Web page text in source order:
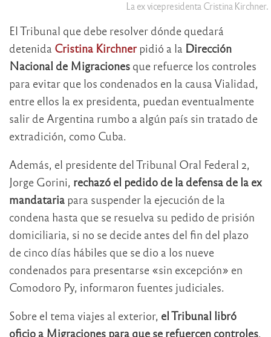
La ex vicepresidenta Cristina Kirchner.
El Tribunal que debe resolver dónde quedará
detenida Cristina Kirchner pidió a la Dirección
Nacional de Migraciones que refuerce los controles
para evitar que los condenados en la causa Vialidad,
entre ellos la ex presidenta, puedan eventualmente
salir de Argentina rumbo a algún país sin tratado de
extradición, como Cuba.
Además, el presidente del Tribunal Oral Federal 2,
Jorge Gorini, rechazó el pedido de la defensa de la ex
mandataria para suspender la ejecución de la
condena hasta que se resuelva su pedido de prisión
domiciliaria, si no se decide antes del fin del plazo
de cinco días hábiles que se dio a los nueve
condenados para presentarse «sin excepción» en
Comodoro Py, informaron fuentes judiciales.
Sobre el tema viajes al exterior, el Tribunal libró
oficio a Migraciones para que se refuercen controles,